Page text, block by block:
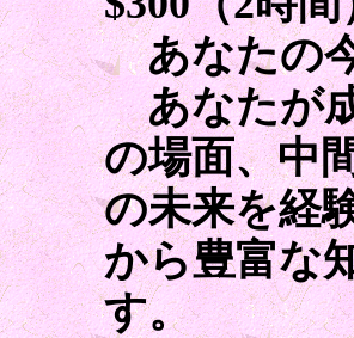
あなたの今
あなたが成
の場面、中
の未来を経
から豊富な
す。